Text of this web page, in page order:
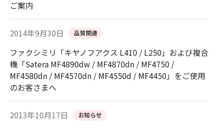
ご案内
2014年9月30日 品質関連
ファクシミリ「キヤノフアクス L410 / L250」および複合
機「Satera MF4890dw / MF4870dn / MF4750 /
MF4580dn / MF4570dn / MF4550d / MF4450」をご使用
のお客さまへ
2013年10月17日 お知らせ